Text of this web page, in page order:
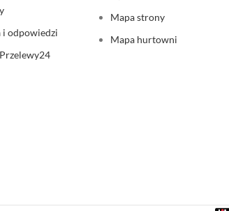
i odpowiedzi
Mapa strony
Mapa hurtowni